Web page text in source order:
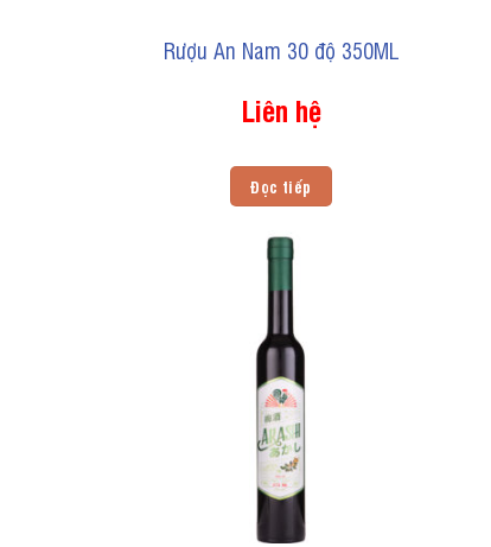
Rượu An Nam 30 độ 350ML
Liên hệ
Đọc tiếp